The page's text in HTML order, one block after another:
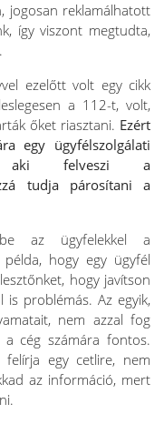
jogosan reklamálhatott
így viszont megtudta,
ezelőtt volt egy cikk
a 112-t, volt,
őket riasztani. Ezért
egy ügyfélszolgálati
aki felveszi a
tudja párosítani a
az ügyfelekkel a
hogy egy ügyfél
hogy javítson
problémás. Az egyik,
nem azzal fog
cég számára fontos.
egy cetlire, nem
az információ, mert